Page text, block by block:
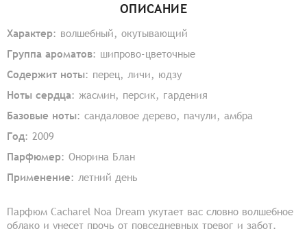
ОПИСАНИЕ
Характер: волшебный, окутывающий
Группа ароматов: шипрово-цветочные
Содержит ноты: перец, личи, юдзу
Ноты сердца: жасмин, персик, гардения
Базовые ноты: сандаловое дерево, пачули, амбра
Год: 2009
Парфюмер: Онорина Блан
Применение: летний день
Парфюм Cacharel Noa Dream укутает вас словно волшебное
облако и унесет прочь от повседневных тревог и забот.